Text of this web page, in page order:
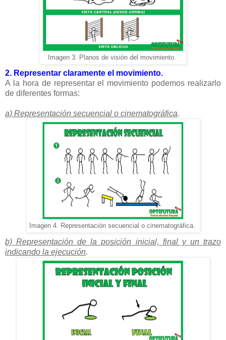
Imagen 3. Planos de visión del movimiento.
2. Representar claramente el movimiento.
A la hora de representar el movimiento podemos realizarlo
de diferentes formas:
a) Representación secuencial o cinematográfica.
Imagen 4. Representación secuencial o cinematográfica.
b) Representación de la posición inicial, final y un trazo
indicando la ejecución.